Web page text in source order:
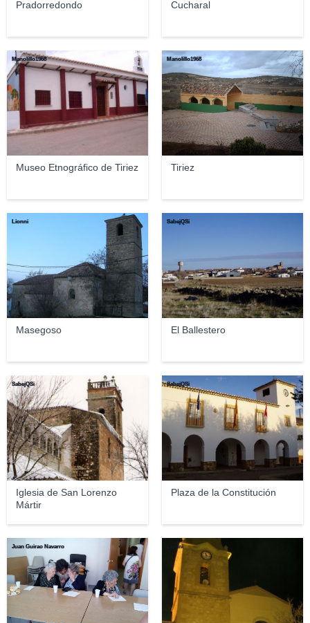
Pradorredondo Cucharal
Museo Etnográfico de Tiriez
Manolillo1968
Tiriez
Manolillo1968
Masegoso
Lionni
El Ballestero
SabejQSi
Iglesia de San Lorenzo
Mártir
SabejQSi
Plaza de la Constitución
SabejQSi
Juan Guirao Navarro Lionni